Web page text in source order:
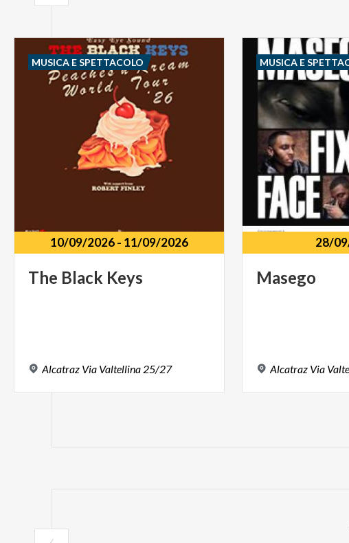
10/09/2026- 11/09/2026
The Black Keys
Alcatraz Via Valtellina 25/27
MUSICA E SPETTACOLO
28/
Masego
Alcatraz Via
MUSICA E